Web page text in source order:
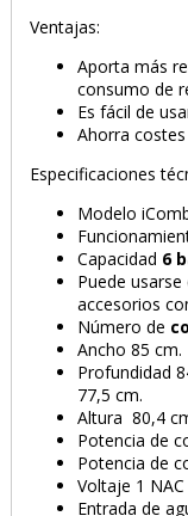
Ventajas:
Aporta más
consumo de
Es fácil de
Ahorra
Especificaciones
Modelo
Capacidad 6
Puede
accesorios
Número de
Ancho 85 cm.
Profundidad
77,5 cm.
Altura 80,4
Potencia de
Potencia de
Voltaje 1 NAC
Entrada de